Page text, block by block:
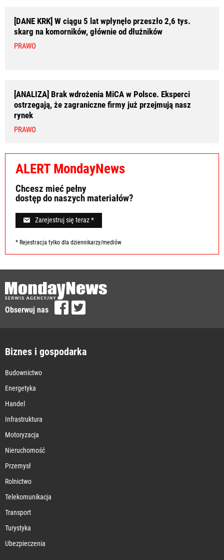
[DANE KRK] W ciągu 5 lat wpłynęło przeszło 2,6 tys.
skarg na komorników, głównie od dłużników
PRAWO
[ANALIZA] Brak wdrożenia MiCA w Polsce. Eksperci
ostrzegają, że zagraniczne firmy już przejmują nasz
rynek
PRAWO
ALERT MondayNews
Chcesz mieć pełny
dostęp do naszych materiałów?
Zarejestruj się teraz *
* Rejestracja tylko dla dziennikarzy/mediów
Obserwuj nas
Biznes i gospodarka
Budownictwo
Energetyka
Handel
Infrastruktura
Motoryzacja
Nieruchomość
Przemysł
Rolnictwo
Telekomunikacja
Transport
Turystyka
Ubezpieczenia